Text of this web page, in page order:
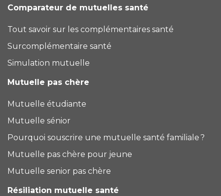
Comparateur de mutuelles santé
Tout savoir sur les complémentaires santé
Surcomplémentaire santé
Simulation mutuelle
Mutuelle pas chère
Mutuelle étudiante
Mutuelle sénior
Pourquoi souscrire une mutuelle santé familiale ?
Mutuelle pas chère pour jeune
Mutuelle senior pas chère
Résiliation mutuelle santé